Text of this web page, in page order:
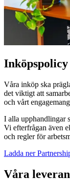
Våra inköp ska
det viktigt att
och vårt
I alla upphandlingar
Vi efterfrågan även
och regler för
Ladda ner
Våra